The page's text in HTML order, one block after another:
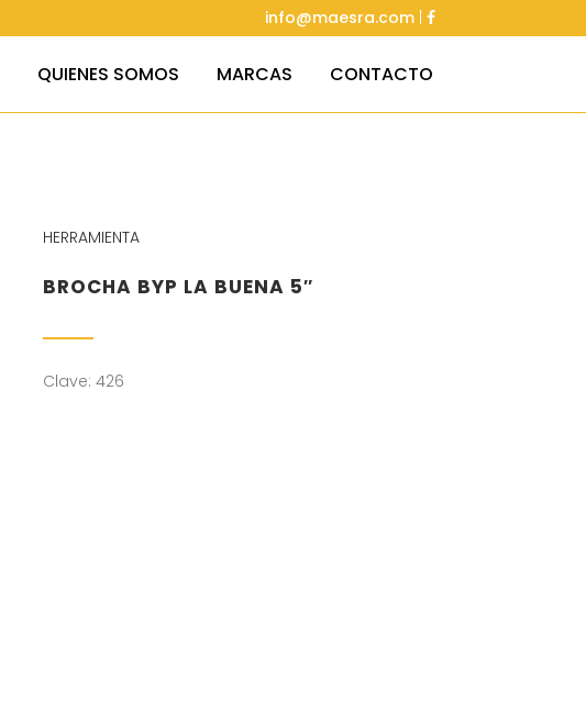
info@maesra.com
QUIENES SOMOS MARCAS CONTACTO
HERRAMIENTA
BROCHA BYP LA BUENA 5″
Clave: 426